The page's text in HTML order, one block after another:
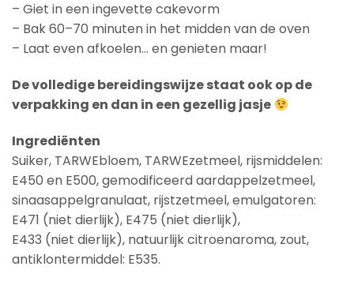
– Giet in een ingevette cakevorm
– Bak 60–70 minuten in het midden van de oven
– Laat even afkoelen… en genieten maar!
De volledige bereidingswijze staat ook op de
verpakking en dan in een gezellig jasje
Ingrediënten
Suiker, TARWEbloem, TARWEzetmeel, rijsmiddelen:
E450 en E500, gemodificeerd aardappelzetmeel,
sinaasappelgranulaat, rijstzetmeel, emulgatoren:
E471 (niet dierlijk), E475 (niet dierlijk),
E433 (niet dierlijk), natuurlijk citroenaroma, zout,
antiklontermiddel: E535.